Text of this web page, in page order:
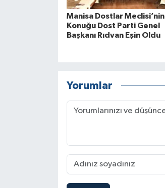
Manisa Dostlar Meclisi’nin
Konuğu Dost Parti Genel
Başkanı Rıdvan Eşin Oldu
Yorumlar